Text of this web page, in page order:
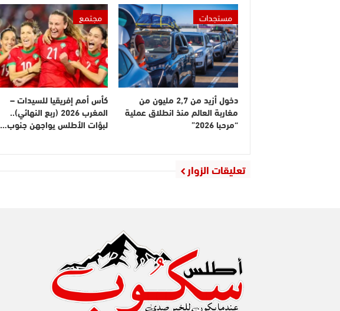
مستجدات
دخول أزيد من 2,7 مليون من
مغاربة العالم منذ انطلاق عملية
“مرحبا 2026”
مجتمع
كأس أمم إفريقيا للسيدات –
المغرب 2026 (ربع النهائي)..
لبؤات الأطلس يواجهن جنوب…
تعليقات الزوار